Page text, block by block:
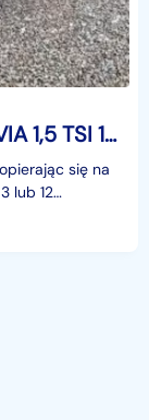
Skoda Octavia III SKODA OCTAVIA 1,5 TSI 150KM+NAWI+SALON POLSKA
się na
lub 12